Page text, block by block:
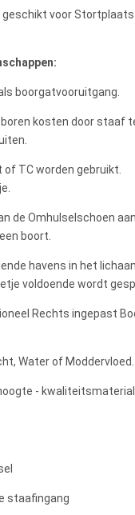
geschikt voor
boorgatvooruitgang.
kosten door staaf
of TC worden gebruikt.
de Omhulselschoen
boort.
havens in het
voldoende wordt
Rechts ingepast
Water of Moddervloed.
-
staafingang